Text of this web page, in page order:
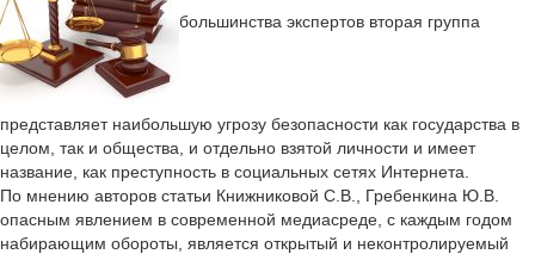
большинства экспертов вторая группа
представляет наибольшую угрозу безопасности как государства в
целом, так и общества, и отдельно взятой личности и имеет
название, как преступность в социальных сетях Интернета.
По мнению авторов статьи Книжниковой С.В., Гребенкина Ю.В.
опасным явлением в современной медиасреде, с каждым годом
набирающим обороты, является открытый и неконтролируемый